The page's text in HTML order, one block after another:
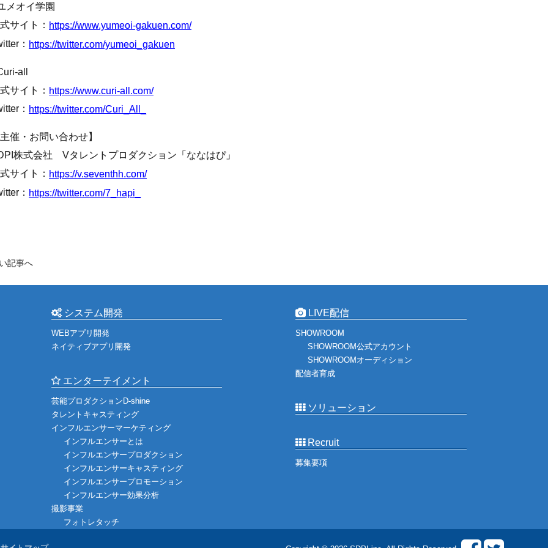
メオイ学園
サイト： https://www.yumeoi-gakuen.com/
： https://twitter.com/yumeoi_gakuen
all
サイト： https://www.curi-all.com/
： https://twitter.com/Curi_All_
主催・お問い合わせ】
株式会社 Vタレントプロダクション「ななはぴ」
サイト： https://v.seventhh.com/
： https://twitter.com/7_hapi_
記事へ
システム開発
WEBアプリ開発
ネイティブアプリ開発
エンターテイメント
芸能プロダクションD-shine
タレントキャスティング
インフルエンサーマーケティング
インフルエンサーとは
インフルエンサープロダクション
インフルエンサーキャスティング
インフルエンサープロモーション
インフルエンサー効果分析
撮影事業
フォトレタッチ
LIVE配信
SHOWROOM
SHOWROOM公式アカウント
SHOWROOMオーディション
配信者育成
ソリューション
Recruit
募集要項